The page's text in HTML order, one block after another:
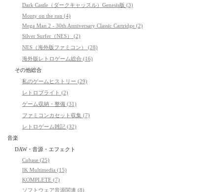
Dark Castle（ダークキャッスル）Genesis版 (3)
Monty on the run (4)
Mega Man 2 - 30th Anniversary Classic Cartridge (2)
Silver Surfer（NES） (2)
NES（海外版ファミコン） (28)
海外版レトロゲーム総合 (16)
その他総合
私のゲームヒストリー (29)
レトロブライト (2)
ゲーム収納・整備 (31)
ファミコンカセット収集 (7)
レトロゲーム雑記 (32)
音楽
DAW・音源・エフェクト
Cubase (25)
IK Multimedia (15)
KOMPLETE (7)
ソフトウェア音源関連 (8)